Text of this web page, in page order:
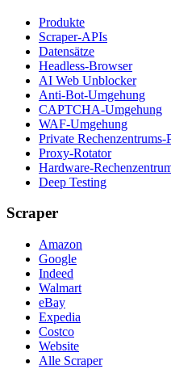
Produkte
Scraper-APIs
Datensätze
Headless-Browser
AI Web Unblocker
Anti-Bot-Umgehung
CAPTCHA-Umgehung
WAF-Umgehung
Private Rechenzentrums-
Proxy-Rotator
Hardware-
Deep Testing
Scraper
Amazon
Google
Indeed
Walmart
eBay
Expedia
Costco
Website
Alle Scraper